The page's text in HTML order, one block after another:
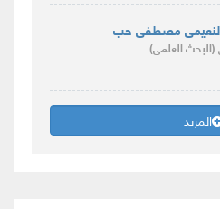
النعيمى مصطفى حب
(البحث العلمى)
المزيد